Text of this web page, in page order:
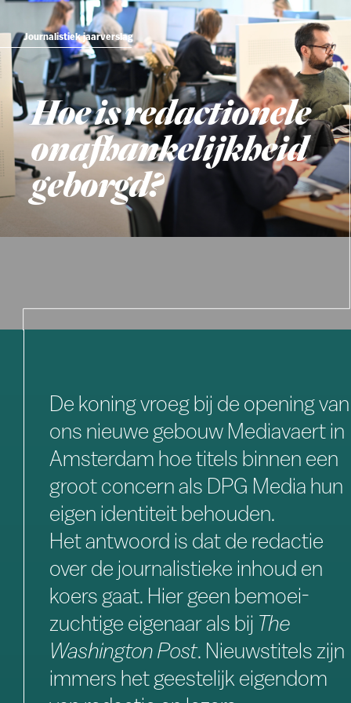
Hoe is redactionele
onafhankelijkheid
geborgd?
De koning vroeg bij de opening van
ons nieuwe gebouw Mediavaert in
Amsterdam hoe titels binnen een
groot concern als DPG Media hun
eigen identiteit behouden.
Het antwoord is dat de redactie
over de journalistieke inhoud en
koers gaat. Hier geen bemoei­
zuchtige eigenaar als bij The
Washington Post. Nieuwstitels zijn
immers het geestelijk eigendom
Journalistiek jaarverslag